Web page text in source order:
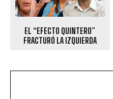
EL “EFECTO QUINTERO”
FRACTURÓ LA IZQUIERDA